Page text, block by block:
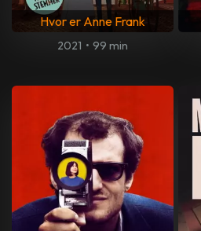
Hvor er Anne Frank
2021 • 99 min